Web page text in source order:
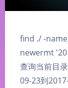
find ./ -
newermt
查询当前目
09-23到